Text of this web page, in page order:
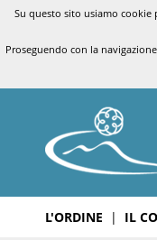
Su questo sito usiamo
Proseguendo con la
L'ORDINE | IL